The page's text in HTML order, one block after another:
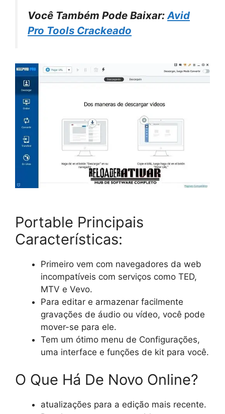
Você Também Pode Baixar: Avid
Pro Tools Crackeado
Portable Principais
Características:
Primeiro vem com navegadores da web
incompatíveis com serviços como TED,
MTV e Vevo.
Para editar e armazenar facilmente
gravações de áudio ou vídeo, você pode
mover-se para ele.
Tem um ótimo menu de Configurações,
uma interface e funções de kit para você.
O Que Há De Novo Online?
atualizações para a edição mais recente.